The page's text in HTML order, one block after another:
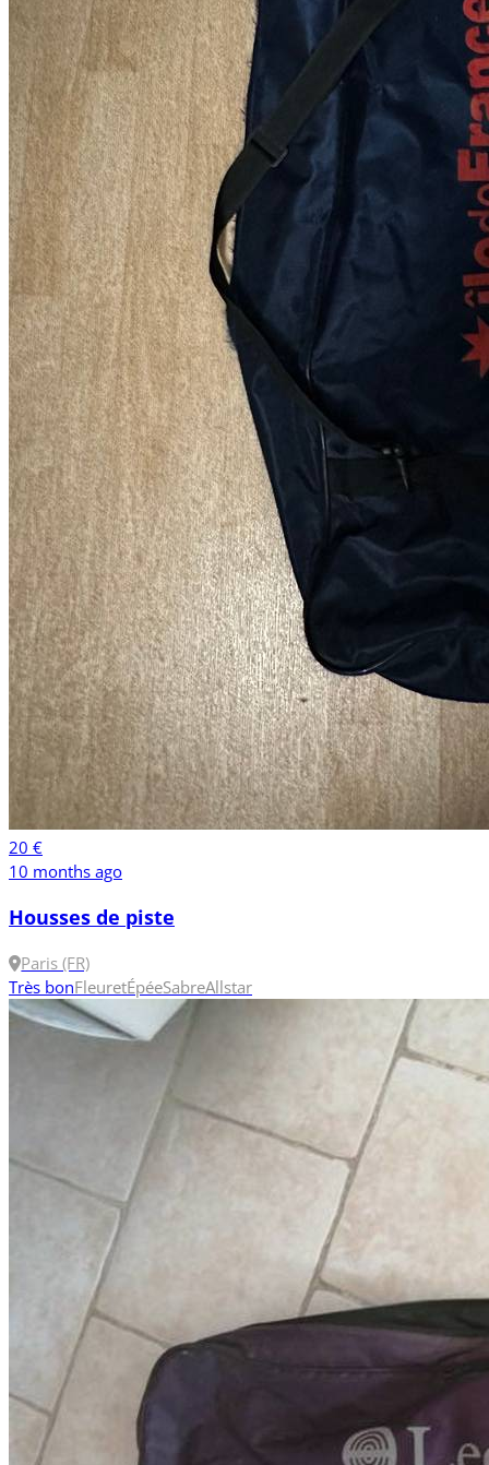
20 €
10 months ago
Housses de piste
Paris (FR)
Très bonFleuretÉpéeSabreAllstar